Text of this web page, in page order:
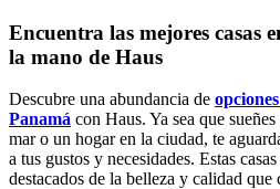
Encuentra las mejores casas
la mano de Haus
Descubre una abundancia de
Panamá con Haus. Ya sea que
mar o un hogar en la ciudad, te
a tus gustos y necesidades. Estas
destacados de la belleza y calidad que